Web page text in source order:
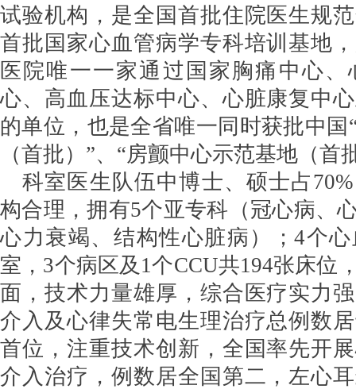
试验机构，是全国首批住院医生规
首批国家心血管病学专科培训基地
医院唯一一家通过国家胸痛中心
心、高血压达标中心、心脏康复中
的单位，也是全省唯一同时获批中国
（首批）”、“房颤中心示范基地（首
科室医生队伍中博士、硕士占
构合理，拥有5个亚专科（冠心病、
心力衰竭、结构性心脏病）；4个
室，3个病区及1个CCU共194张床位
面，技术力量雄厚，综合医疗实力
介入及心律失常电生理治疗总例数
首位，注重技术创新，全国率先开
介入治疗，例数居全国第二，左心